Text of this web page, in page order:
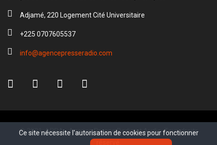
Ce site nécessite l'autorisation de cookies pour fonctionner
Adjamé, 220 Logement Cité Universitaire
+225 0707605537
info@agencepresseradio.com
© 2021, APRA - Agence Presse Radio et Audio. Tous droits
Ce site nécessite l'autorisation de cookies pour fonctionner